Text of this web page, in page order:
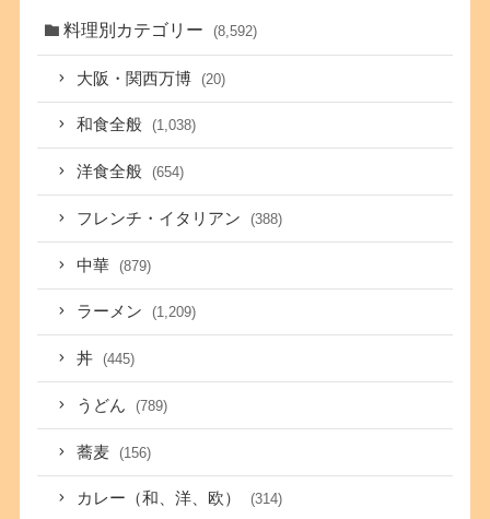
料理別カテゴリー (8,592)
大阪・関西万博 (20)
和食全般 (1,038)
洋食全般 (654)
フレンチ・イタリアン (388)
中華 (879)
ラーメン (1,209)
丼 (445)
うどん (789)
蕎麦 (156)
カレー（和、洋、欧） (314)